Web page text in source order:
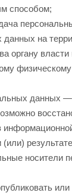
способом;
данных на
органу власти
данных —
носители